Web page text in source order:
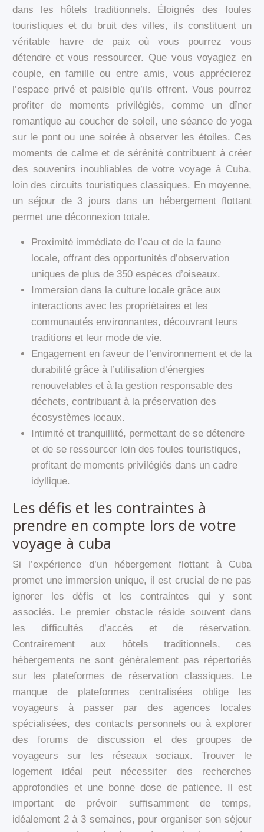
dans les hôtels traditionnels. Éloignés des foules
touristiques et du bruit des villes, ils constituent un
véritable havre de paix où vous pourrez vous
détendre et vous ressourcer. Que vous voyagiez en
couple, en famille ou entre amis, vous apprécierez
l’espace privé et paisible qu’ils offrent. Vous pourrez
profiter de moments privilégiés, comme un dîner
romantique au coucher de soleil, une séance de yoga
sur le pont ou une soirée à observer les étoiles. Ces
moments de calme et de sérénité contribuent à créer
des souvenirs inoubliables de votre voyage à Cuba,
loin des circuits touristiques classiques. En moyenne,
un séjour de 3 jours dans un hébergement flottant
permet une déconnexion totale.
Proximité immédiate de l’eau et de la faune
locale, offrant des opportunités d’observation
uniques de plus de 350 espèces d’oiseaux.
Immersion dans la culture locale grâce aux
interactions avec les propriétaires et les
communautés environnantes, découvrant leurs
traditions et leur mode de vie.
Engagement en faveur de l’environnement et de la
durabilité grâce à l’utilisation d’énergies
renouvelables et à la gestion responsable des
déchets, contribuant à la préservation des
écosystèmes locaux.
Intimité et tranquillité, permettant de se détendre
et de se ressourcer loin des foules touristiques,
profitant de moments privilégiés dans un cadre
idyllique.
Les défis et les contraintes à
prendre en compte lors de votre
voyage à cuba
Si l’expérience d’un hébergement flottant à Cuba
promet une immersion unique, il est crucial de ne pas
ignorer les défis et les contraintes qui y sont
associés. Le premier obstacle réside souvent dans
les difficultés d’accès et de réservation.
Contrairement aux hôtels traditionnels, ces
hébergements ne sont généralement pas répertoriés
sur les plateformes de réservation classiques. Le
manque de plateformes centralisées oblige les
voyageurs à passer par des agences locales
spécialisées, des contacts personnels ou à explorer
des forums de discussion et des groupes de
voyageurs sur les réseaux sociaux. Trouver le
logement idéal peut nécessiter des recherches
approfondies et une bonne dose de patience. Il est
important de prévoir suffisamment de temps,
idéalement 2 à 3 semaines, pour organiser son séjour